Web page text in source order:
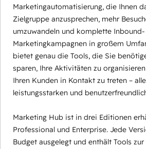
Marketingautomatisierung, die Ihnen
Zielgruppe anzusprechen, mehr
umzuwandeln und komplette Inbound-
Marketingkampagnen in großem
bietet genau die Tools, die Sie
sparen, Ihre Aktivitäten zu
Ihren Kunden in Kontakt zu treten –
leistungsstarken und
Marketing Hub ist in drei Editionen
Professional und Enterprise. Jede
Budget ausgelegt und enthält Tools